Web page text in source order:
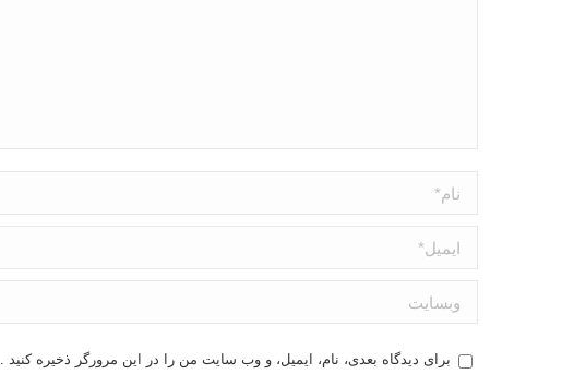
نام *
ایمیل *
وبسایت
برای دیدگاه بعدی، نام، ایمیل، و وب سایت من را در این مرورگر ذخیره کنید .